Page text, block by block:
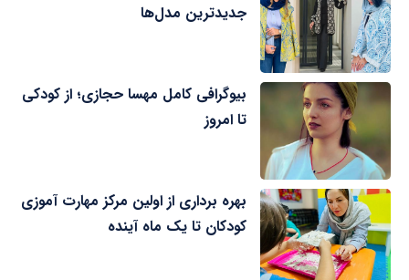
جدیدترین مدل‌ها
بیوگرافی کامل مهسا حجازی؛ از کودکی
تا امروز
بهره برداری از اولین مرکز مهارت آموزی
کودکان تا یک ماه آینده